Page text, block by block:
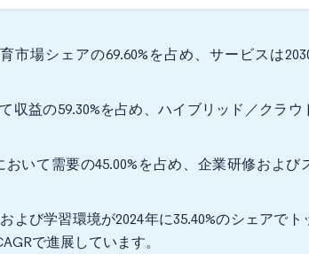
場シェアの69.60%を占め、サービスは
益の59.30%を占め、ハイブリッド／クラウ
いて需要の45.00%を占め、企業研修および
び学習環境が2024年に35.40%のシェアでト
で進展しています。